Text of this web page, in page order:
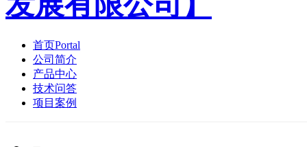
首页Portal
公司简介
产品中心
技术问答
项目案例